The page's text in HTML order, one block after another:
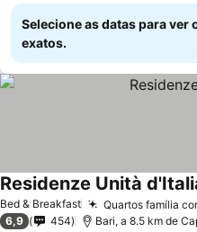
Selecione as datas para ver
exatos.
Bed & Breakfast Quartos família
Residenze Unità
6,9 454 Bari, a 8.5 km de